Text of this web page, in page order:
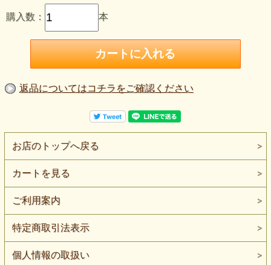
購入数： 本
返品についてはコチラをご確認ください
お店のトップへ戻る
カートを見る
ご利用案内
特定商取引法表示
個人情報の取扱い